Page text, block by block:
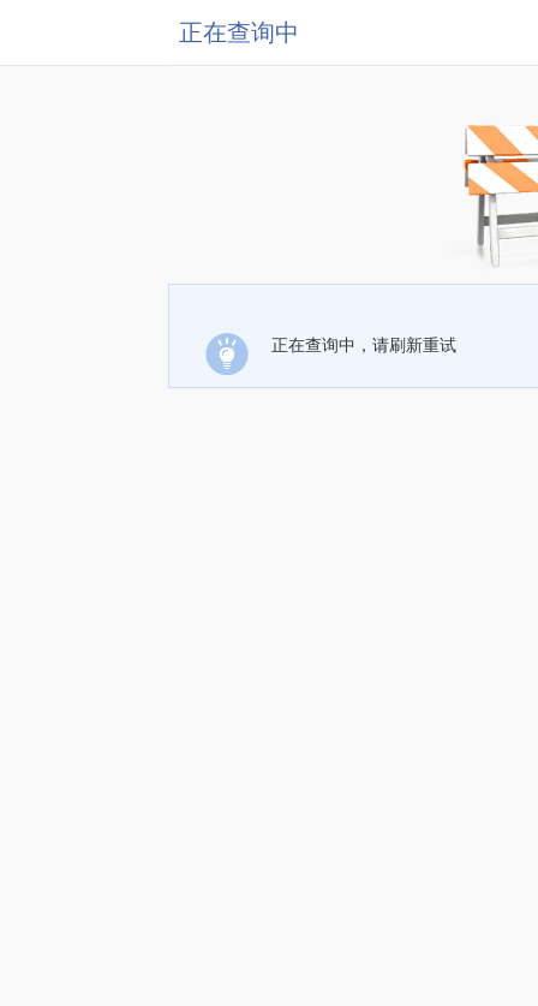
正在查询中
正在查询中，请刷新重试